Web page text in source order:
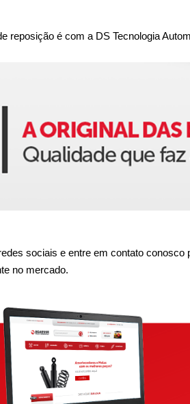
reposição é com a DS Tecnologia
sociais e entre em contato
no mercado.